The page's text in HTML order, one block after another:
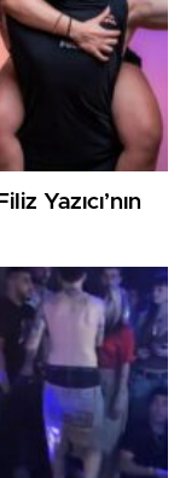
Yazıcı’nın